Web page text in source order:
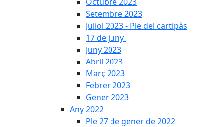
Setembre 2023
Juliol 2023 - Ple del cartipàs
17 de juny
Juny 2023
Abril 2023
Març 2023
Febrer 2023
Gener 2023
Any 2022
Ple 27 de gener de 2022